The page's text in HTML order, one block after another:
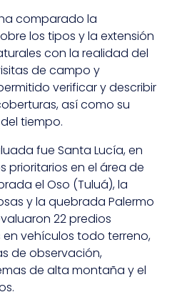
comparado la
los tipos y la extensión
con la realidad del
de campo y
verificar y describir
así como su
tiempo.
fue Santa Lucía, en
prioritarios en el área de
el Oso (Tuluá), la
y la quebrada Palermo
22 predios
vehículos todo terreno,
de observación,
de alta montaña y el